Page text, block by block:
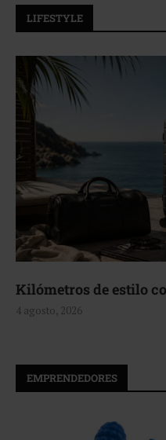
LIFESTYLE
Kilómetros de estilo
4 agosto, 2026
EMPRENDEDORES